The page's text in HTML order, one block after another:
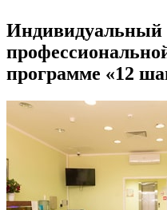
Индивидуальный
программе «12